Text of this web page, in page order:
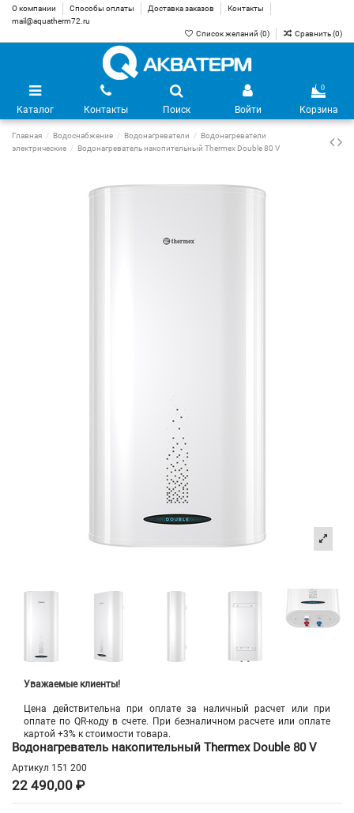
О компании Способы оплаты Доставка заказов
Контакты
mail@aquatherm72.ru
Список желаний (0) Сравнить (0)
Каталог Контакты Поиск Войти
0
Корзина
Главная Водоснабжение Водонагреватели
Водонагреватели
электрические
Водонагреватель накопительный Thermex Double 80 V
Уважаемые клиенты!
Цена действительна при оплате за наличный расчет или при
оплате по QR-коду в счете. При безналичном расчете или оплате
картой +3% к стоимости товара.
Водонагреватель накопительный Thermex Double 80 V
Артикул 151 200
22 490,00 ₽